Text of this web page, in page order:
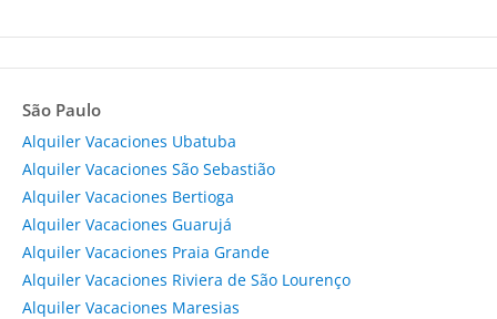
São Paulo
Alquiler Vacaciones Ubatuba
Alquiler Vacaciones São Sebastião
Alquiler Vacaciones Bertioga
Alquiler Vacaciones Guarujá
Alquiler Vacaciones Praia Grande
Alquiler Vacaciones Riviera de São Lourenço
Alquiler Vacaciones Maresias